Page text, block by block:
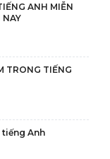
ANH MIỄN
NAY
TRONG TIẾNG
tiếng Anh